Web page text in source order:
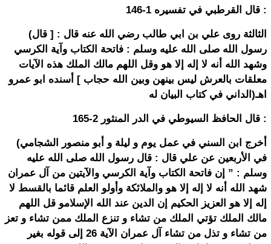
قال القرطبي في تفسيره 1-146 :
(الثالثة روى علي بن ابي طالب رضي الله عنه قال : [ قال
رسول الله صلى الله عليه وسلم : فاتحة الكتاب وآية الكرسي
وشهد الله أنه لا إله إلا هو وقل اللهم مالك الملك هذه الآيات
معلقات بالعرش ليس بينهن وبين الله حجاب ] أسنده ابو عمرو
الداني في كتاب البيان له)اهـ
قال الحافظ السيوطي في الدر المنثور 2-165 :
(أخرج ابن السني في عمل يوم و ليلة و أبو منصور الشجامي
في الأربعين عن علي قال : قال رسول الله صلى الله عليه
وسلم : ” إن فاتحة الكتاب وآية الكرسي والآيتين من آل عمران
شهد الله أنه لا إله إلا هو والملائكة وأولو العلم قائما بالقسط لا
إله إلا هو العزيز الحكيم إن الدين عند الله الإسلامو قل اللهم
مالك الملك تؤتي الملك من تشاء و تنزع الملك ممن تشاء و تعز
من تشاء و تذل من تشاء آل عمران الآية 26 إلى قوله بغير